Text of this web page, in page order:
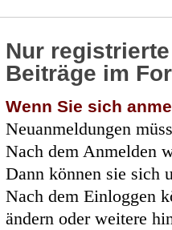
Nur
Beiträge im
Wenn Sie sich
Neuanmeldungen
Nach dem Anmelden
Dann können sie sich
Nach dem Einloggen
ändern oder weitere